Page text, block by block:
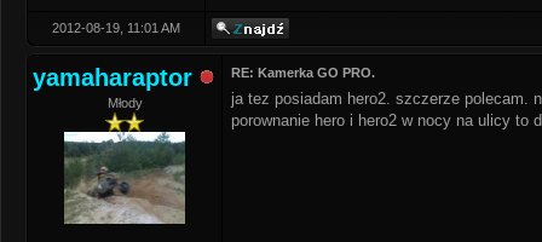
2012-08-19, 11:01 AM
yamaharaptor
Młody
RE: Kamerka GO PRO.
ja tez posiadam hero2. szczerze polecam.
porownanie hero i hero2 w nocy na ulicy to